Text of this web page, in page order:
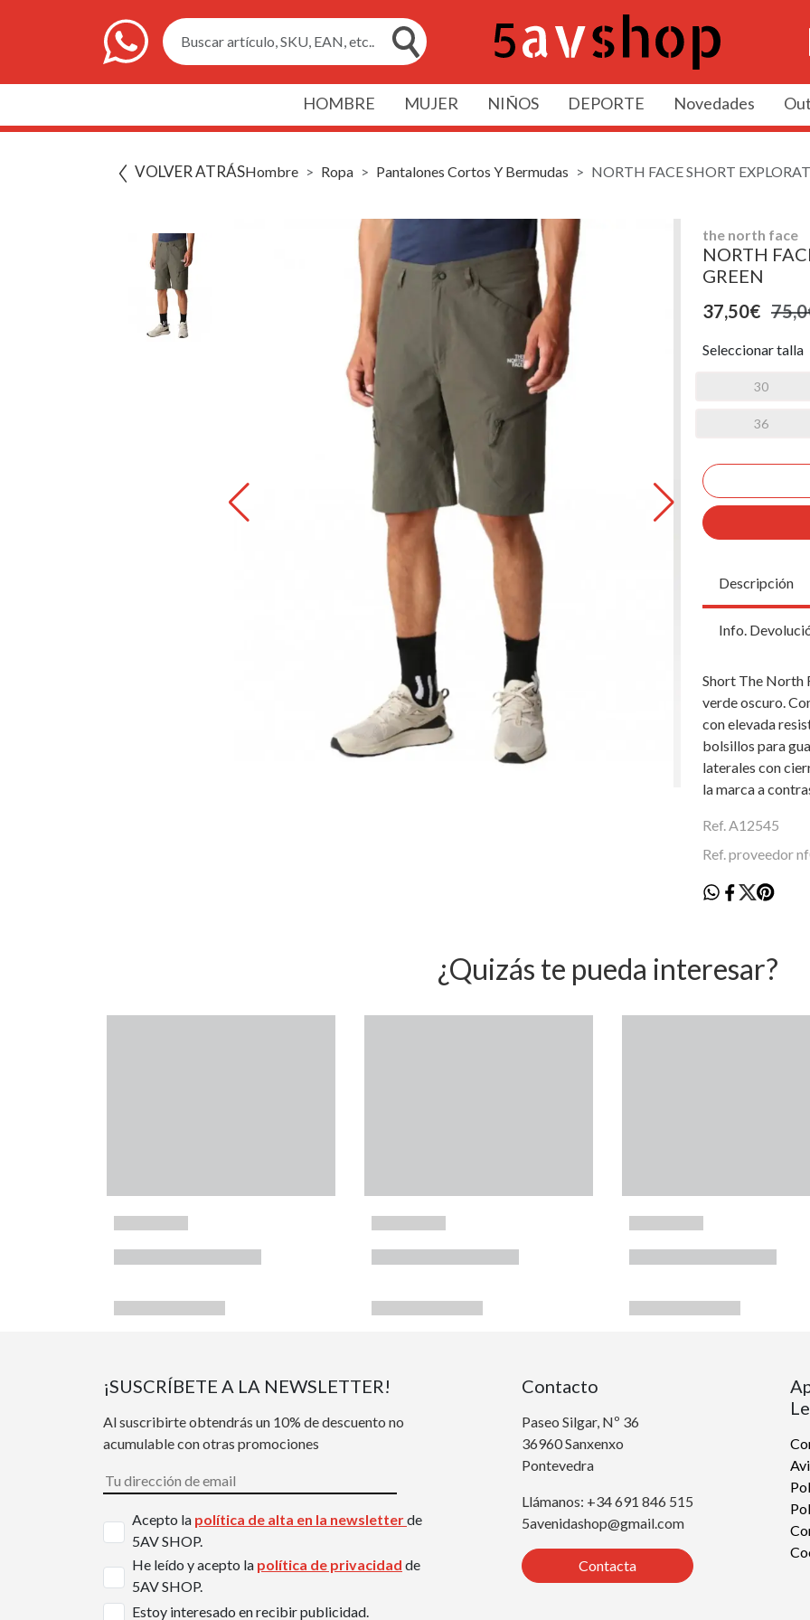
Buscar artículo, SKU, EAN, etc..
HOMBRE MUJER NIÑOS DEPORTE Novedades
VOLVER ATRÁSHombre Ropa Pantalones Cortos Y Bermudas NORTH FACE SHORT
the north face
NORTH
GREEN
37,50€
Seleccionar talla
30
36
Descripción
Info.
Short The North
verde oscuro.
con elevada
bolsillos para
laterales con
la marca a
Ref. A12545
Ref. proveedor
¿Quizás te pueda interesar?
¡SUSCRÍBETE A LA NEWSLETTER!
Al suscribirte obtendrás un 10% de descuento no
acumulable con otras promociones
Acepto la política de alta en la newsletterde
5AV SHOP.
He leído y acepto la política de privacidad de
5AV SHOP.
Estoy interesado en recibir publicidad.
Contacto
Paseo Silgar, Nº 36
36960 Sanxenxo
Pontevedra
Llámanos: +34 691 846 515
5avenidashop@gmail.com
Contacta